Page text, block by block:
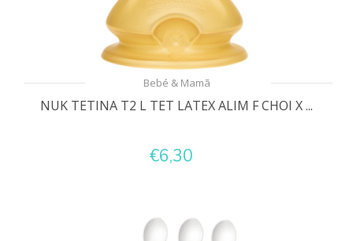
Bebé & Mamã
NUK TETINA T2 L TET LATEX ALIM F CHOI X ...
€6,30